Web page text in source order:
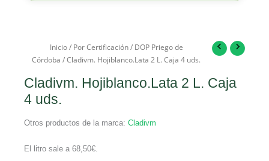
Inicio/ Por Certificación/ DOP Priego de
Córdoba / Cladivm. Hojiblanco.Lata 2 L. Caja 4 uds.
Cladivm. Hojiblanco.Lata 2 L. Caja
4 uds.
Otros productos de la marca: Cladivm
El litro sale a 68,50€